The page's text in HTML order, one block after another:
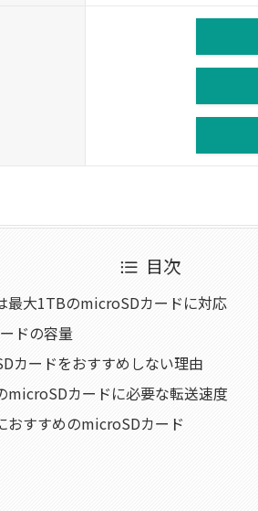
目次
最大1TBのmicroSDカードに対応
ドの容量
カードをおすすめしない理由
microSDカードに必要な転送速度
おすすめのmicroSDカード